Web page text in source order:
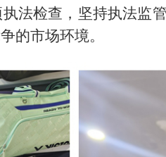
法检查，坚持执法监
的市场环境。